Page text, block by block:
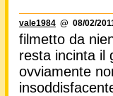
vale1984 @ 08/02/
filmetto da
resta incinta il
ovviamente